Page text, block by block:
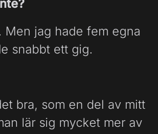
Men jag hade fem egna
snabbt ett gig.
bra, som en del av mitt
lär sig mycket mer av